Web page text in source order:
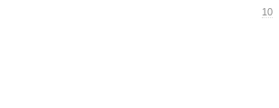
10